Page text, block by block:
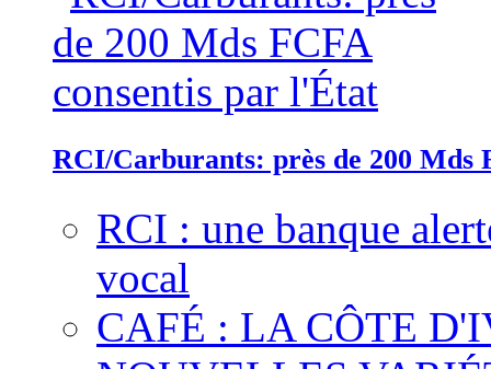
RCI/Carburants: près de 200 Mds
RCI : une banque
vocal
CAFÉ : LA CÔTE